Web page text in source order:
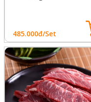
485.000đ/Set